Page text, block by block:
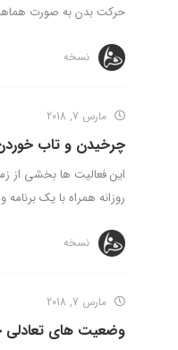
حرکت بدن به صورت
نسخه
مارس 7, 2018
چرخیدن و تاب
این فعالیت ها بخشی از
روزانه همراه با یک برنامه
نسخه
مارس 7, 2018
وضعیت های تعادلی